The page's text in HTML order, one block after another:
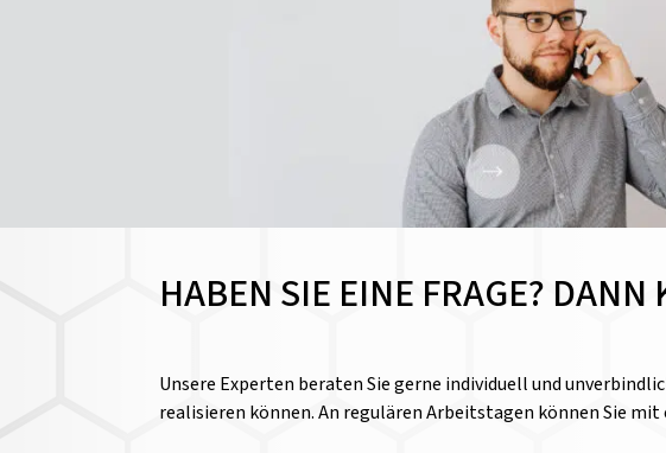
HABEN SIE EINE FRAGE?
Unsere Experten beraten Sie gerne individuell und
realisieren können. An regulären Arbeitstagen können Sie